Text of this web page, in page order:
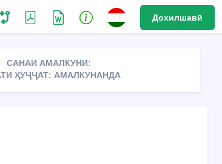
Дохилшавӣ
САНАИ АМАЛКУНИ:
ҲУҶҶАТ: АМАЛКУНАНДА